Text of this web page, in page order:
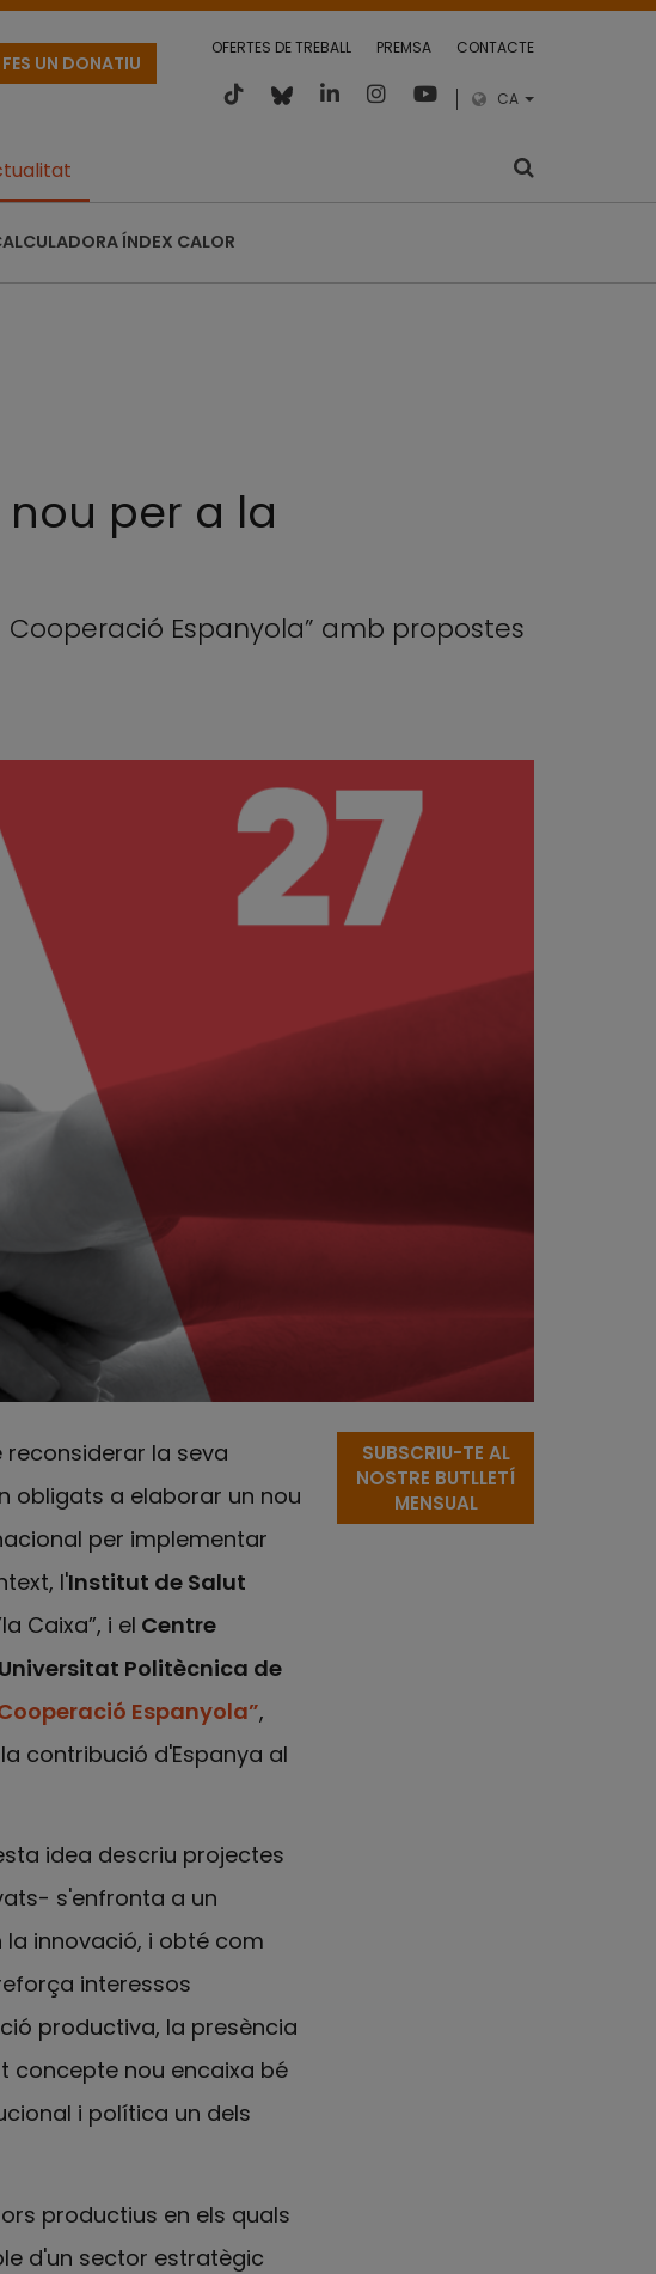
OFERTES DE TREBALL PREMSA CONTACTE
CA
FES UN DONATIU
ÍNDEX CALOR
nou per a la
Cooperació Espanyola” amb propostes
reconsiderar la seva
obligats a elaborar un nou
per implementar
l'Institut de Salut
Caixa”, i el Centre
Politècnica de
Espanyola”,
contribució d'Espanya al
idea descriu projectes
s'enfronta a un
innovació, i obté com
interessos
productiva, la presència
concepte nou encaixa bé
i política un dels
productius en els quals
d'un sector estratègic
SUBSCRIU-TE AL
NOSTRE BUTLLETÍ
MENSUAL